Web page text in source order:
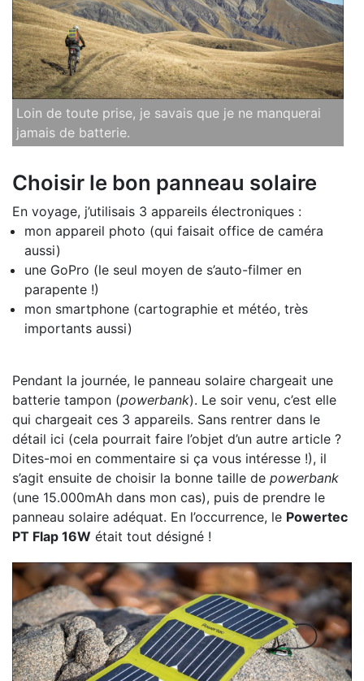
Loin de toute prise, je savais que je ne manquerai
jamais de batterie.
Choisir le bon panneau solaire
En voyage, j’utilisais 3 appareils électroniques :
mon appareil photo (qui faisait office de caméra
aussi)
une GoPro (le seul moyen de s’auto-filmer en
parapente !)
mon smartphone (cartographie et météo, très
importants aussi)
Pendant la journée, le panneau solaire chargeait une
batterie tampon (powerbank). Le soir venu, c’est elle
qui chargeait ces 3 appareils. Sans rentrer dans le
détail ici (cela pourrait faire l’objet d’un autre article ?
Dites-moi en commentaire si ça vous intéresse !), il
s’agit ensuite de choisir la bonne taille de powerbank
(une 15.000mAh dans mon cas), puis de prendre le
panneau solaire adéquat. En l’occurrence, le Powertec
PT Flap 16W était tout désigné !